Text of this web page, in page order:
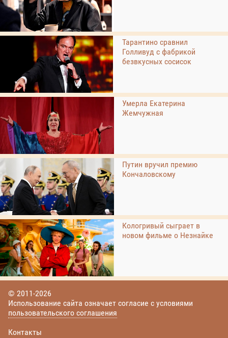
Тарантино сравнил
Голливуд с фабрикой
безвкусных сосисок
Умерла Екатерина
Жемчужная
Путин вручил премию
Кончаловскому
Кологривый сыграет в
новом фильме о Незнайке
© 2011-2026
Использование сайта означает согласие с условиями
пользовательского соглашения
Контакты